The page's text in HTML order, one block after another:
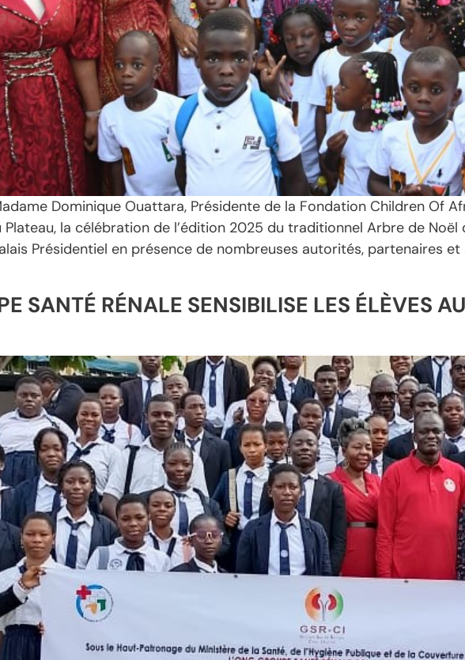
Dominique Ouattara, Présidente de la Fondation Children Of
Plateau, la célébration de l’édition 2025 du traditionnel Arbre de
Présidentiel en présence de nombreuses autorités, partenaires
SANTÉ RÉNALE SENSIBILISE LES ÉLÈVES